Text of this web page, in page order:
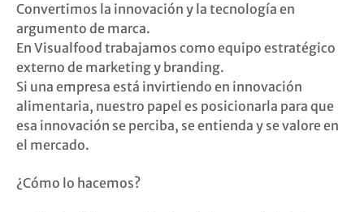
Convertimos la innovación y la tecnología en
argumento de marca.
En Visualfood trabajamos como equipo estratégico
externo de marketing y branding.
Si una empresa está invirtiendo en innovación
alimentaria, nuestro papel es posicionarla para que
esa innovación se perciba, se entienda y se valore en
el mercado.
¿Cómo lo hacemos?